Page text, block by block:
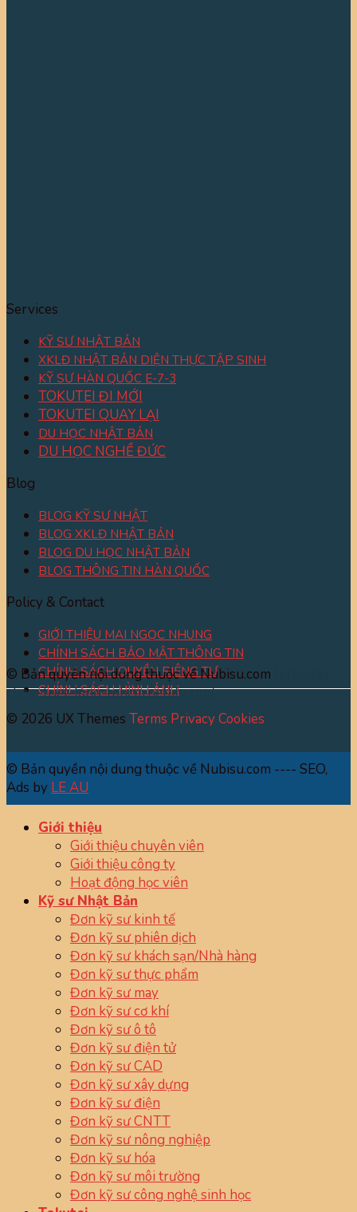
Services
KỸ SƯ NHẬT BẢN
XKLĐ NHẬT BẢN DIỆN THỰC TẬP SINH
KỸ SƯ HÀN QUỐC E-7-3
TOKUTEI ĐI MỚI
TOKUTEI QUAY LẠI
DU HỌC NHẬT BẢN
DU HỌC NGHỀ ĐỨC
Blog
BLOG KỸ SƯ NHẬT
BLOG XKLĐ NHẬT BẢN
BLOG DU HỌC NHẬT BẢN
BLOG THÔNG TIN HÀN QUỐC
Policy & Contact
GIỚI THIỆU MAI NGỌC NHUNG
CHÍNH SÁCH BẢO MẬT THÔNG TIN
CHÍNH SÁCH QUYỀN RIÊNG TƯ
CHÍNH SÁCH HÌNH ẢNH
© Bản quyền nội dung thuộc về Nubisu.com
clinic-triet-long-tphcm.netlify.app/
© 2026 UX Themes Terms PrivacyCookies
© Bản quyền nội dung thuộc về Nubisu.com ---- SEO,
Ads by LE AU
Giới thiệu
Giới thiệu chuyên viên
Giới thiệu công ty
Hoạt động học viên
Kỹ sư Nhật Bản
Đơn kỹ sư kinh tế
Đơn kỹ sư phiên dịch
Đơn kỹ sư khách sạn/Nhà hàng
Đơn kỹ sư thực phẩm
Đơn kỹ sư may
Đơn kỹ sư cơ khí
Đơn kỹ sư ô tô
Đơn kỹ sư điện tử
Đơn kỹ sư CAD
Đơn kỹ sư xây dựng
Đơn kỹ sư điện
Đơn kỹ sư CNTT
Đơn kỹ sư nông nghiệp
Đơn kỹ sư hóa
Đơn kỹ sư môi trường
Đơn kỹ sư công nghệ sinh học